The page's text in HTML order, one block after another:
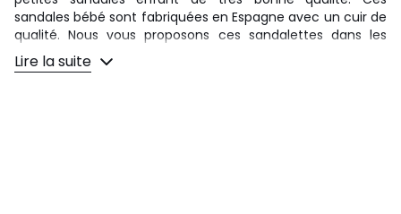
sandales bébé sont fabriquées en Espagne avec un cuir de
qualité. Nous vous proposons ces sandalettes dans les
tailles 17 au 23. Des petits nus pieds pour bébé simples et
jolis pour faire les premiers pas sous le soleil de l'été ou
Lire la suite